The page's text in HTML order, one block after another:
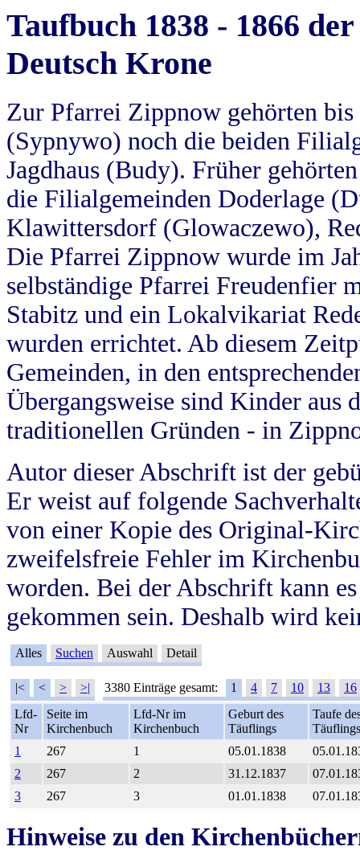
Taufbuch 1838 - 1866
Deutsch Krone
Zur Pfarrei Zippnow gehörten
(Sypnywo) noch die beiden
Jagdhaus (Budy). Früher
die Filialgemeinden Doderlage
Klawittersdorf (Glowaczewo),
Die Pfarrei Zippnow wurde im
selbständige Pfarrei Freudenfier
Stabitz und ein Lokalvikariat
wurden errichtet. Ab diesem
Gemeinden, in den
Übergangsweise sind Kinder aus
traditionellen Gründen - in
Autor dieser Abschrift ist der
Er weist auf folgende
von einer Kopie des Original-
zweifelsfreie Fehler im
worden. Bei der Abschrift kann
gekommen sein. Deshalb wird
Alles Suchen Auswahl Detail
|< < > >| 3380 Einträge gesamt: 1 4 7 10 13
16
Lfd-
Nr
Seite im
Kirchenbuch
Lfd-Nr im
Kirchenbuch
Geburt des
Täuflings
Taufe
Täuflings
1
267 1 05.01.1838
2
267 2 31.12.1837
3
267 3 01.01.1838
Hinweise zu den